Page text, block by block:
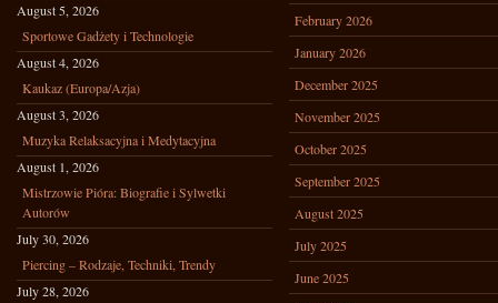
August 5, 2026
Sportowe Gadżety i Technologie
August 4, 2026
Kaukaz (Europa/Azja)
August 3, 2026
Muzyka Relaksacyjna i Medytacyjna
August 1, 2026
Mistrzowie Pióra: Biografie i Sylwetki
Autorów
July 30, 2026
Piercing – Rodzaje, Techniki, Trendy
July 28, 2026
February 2026
January 2026
December 2025
November 2025
October 2025
September 2025
August 2025
July 2025
June 2025